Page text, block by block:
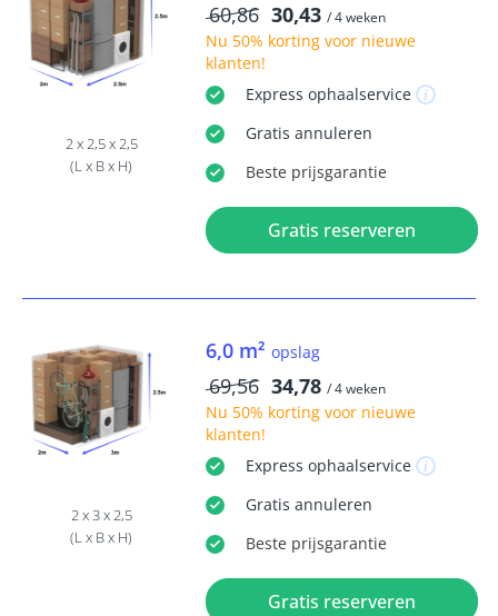
2 x 2,5 x 2,5
(L x B x H)
60,86 30,43 / 4 weken
Nu 50% kortingvoor nieuwe
klanten!
Express ophaalservice
Gratis annuleren
Beste prijsgarantie
Gratis reserveren
2 x 3 x 2,5
(L x B x H)
6,0 m² opslag
69,56 34,78 / 4 weken
Nu 50% kortingvoor nieuwe
klanten!
Express ophaalservice
Gratis annuleren
Beste prijsgarantie
Gratis reserveren